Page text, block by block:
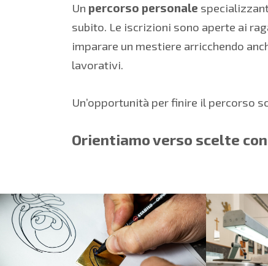
Un percorso personale
subito. Le iscrizioni sono aperte ai
imparare un mestiere arricchendo
lavorativi.
Un’opportunità per finire il percorso
Orientiamo verso scelte